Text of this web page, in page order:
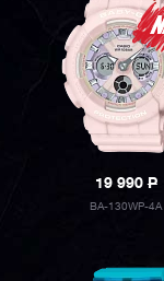
19 990P
BA-130WP-4A